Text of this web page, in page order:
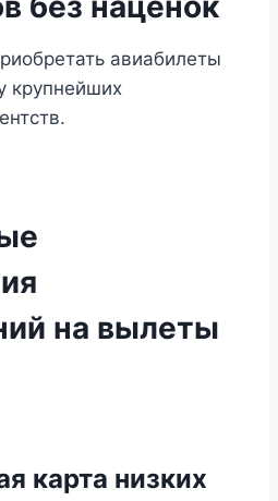
авиабилеты
крупнейших
на вылеты
карта низких